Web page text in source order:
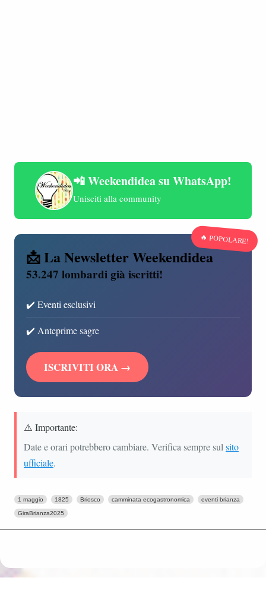
📲 Weekendidea su WhatsApp!
Unisciti alla community
🔥 POPOLARE!
📩 La Newsletter Weekendidea
53.247 lombardi già iscritti!
✔️ Eventi esclusivi
✔️ Anteprime sagre
ISCRIVITI ORA →
⚠️ Importante:
Date e orari potrebbero cambiare. Verifica sempre sul sito
ufficiale.
1 maggio 1825 Briosco camminata ecogastronomica eventi brianza
GiraBrianza2025